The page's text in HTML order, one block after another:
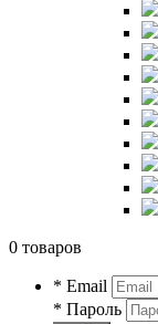
0 товаров
* Email
* Пароль